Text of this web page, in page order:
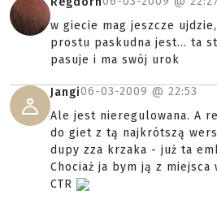
w giecie mag jeszcze
prostu paskudna jest... ta
pasuje i ma swój urok
Jangi06-03-2009 @ 22:53
Ale jest nieregulowana. A
do giet z tą najkrótszą
dupy zza krzaka - już ta
Chociaż ja bym ją z miejsca
CTR